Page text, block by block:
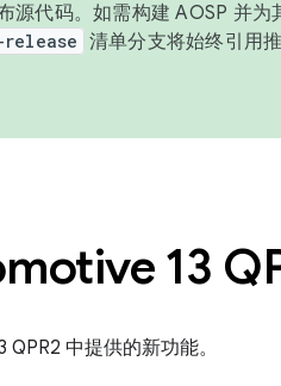
源代码。如需构建 AOSP 并为
清单分支将始终引用
13
中提供的新功能。